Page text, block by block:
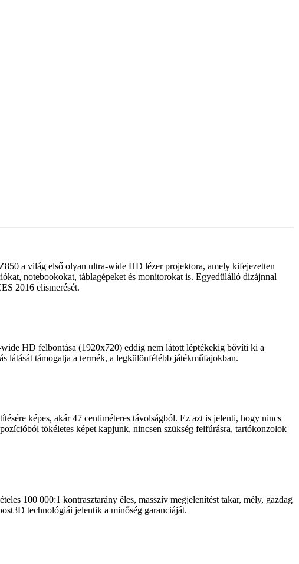
a világ első olyan ultra-wide HD lézer projektora, amely kifejezetten
notebookokat, táblagépeket és monitorokat is. Egyedülálló dizájnnal
2016 elismerését.
HD felbontása (1920x720) eddig nem látott léptékekig bővíti ki a
látását támogatja a termék, a legkülönfélébb játékműfajokban.
képes, akár 47 centiméteres távolságból. Ez azt is jelenti, hogy nincs
tökéletes képet kapjunk, nincsen szükség felfúrásra, tartókonzolok
100 000:1 kontrasztarány éles, masszív megjelenítést takar, mély, gazdag
technológiái jelentik a minőség garanciáját.